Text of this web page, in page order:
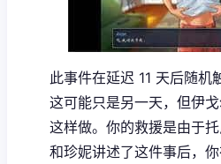
此事件在延迟 11 天后随机
这可能只是另一天，但伊
这样做。你的救援是由于
和珍妮讲述了这件事后，你